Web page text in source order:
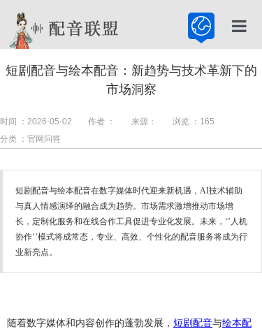
配音
短剧配音与绘本配音：新趋势与技术革新下的
市场洞察
时间 ：2026-05-02 作者 ： 来源： 浏览 ： 165
分类 ：官网问答
短剧配音与绘本配音在数字媒体时代迎来新机遇，AI技术辅助
与真人情感演绎的融合成为趋势。市场需求激增推动市场增
长，定制化服务和在线合作工具促进专业化发展。未来，‘’人机
协作‘’模式将成常态，专业、高效、个性化的配音服务将成为行
业新亮点。
随着数字媒体和内容创作的蓬勃发展， 短剧配音与绘本配